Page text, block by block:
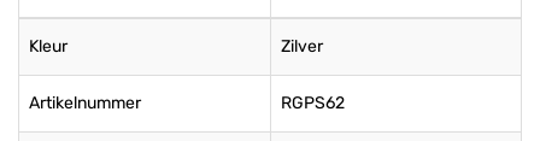
Kleur Zilver
Artikelnummer RGPS62